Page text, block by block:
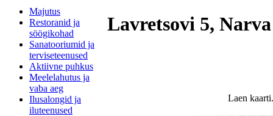
Majutus
Restoranid ja
söögikohad
Sanatooriumid ja
terviseteenused
Aktiivne puhkus
Meelelahutus ja
vaba aeg
Ilusalongid ja
iluteenused
Lavretsovi 5,
Laen